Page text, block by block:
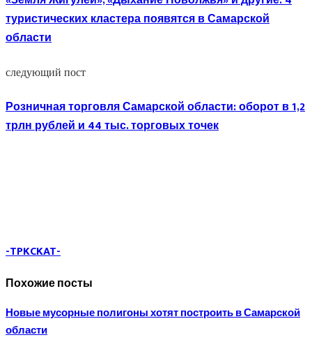
туристических кластера появятся в Самарской
области
следующий пост
Розничная торговля Самарской области: оборот в 1,2
трлн рублей и 44 тыс. торговых точек
-TPKCKAT-
Похожие посты
Новые мусорные полигоны хотят построить в Самарской
области